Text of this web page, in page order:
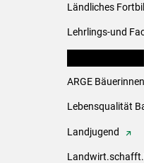
Ländliches
Lehrlings-und
ARGE Bäuerinnen
Lebensqualität
Landjugend